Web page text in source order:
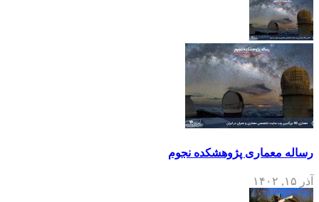
رساله معماری پژوهشکده نجوم
آذر ۱۵, ۱۴۰۲